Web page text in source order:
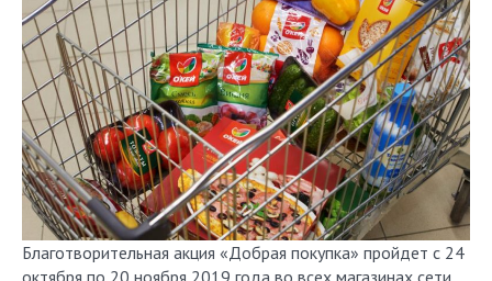
Благотворительная акция «Добрая покупка» пройдет с 24
октября по 20 ноября 2019 года во всех магазинах сети